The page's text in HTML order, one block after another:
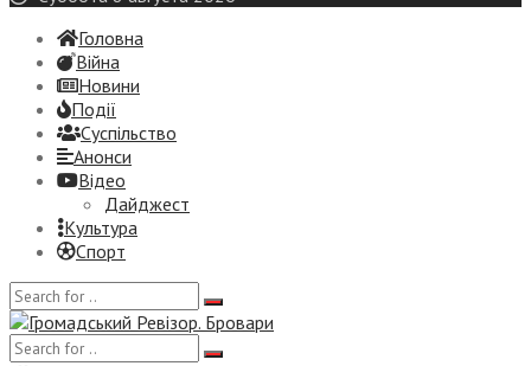
Головна
Війна
Новини
Події
Суспiльство
Анонси
Відео
Дайджест
Культура
Спорт